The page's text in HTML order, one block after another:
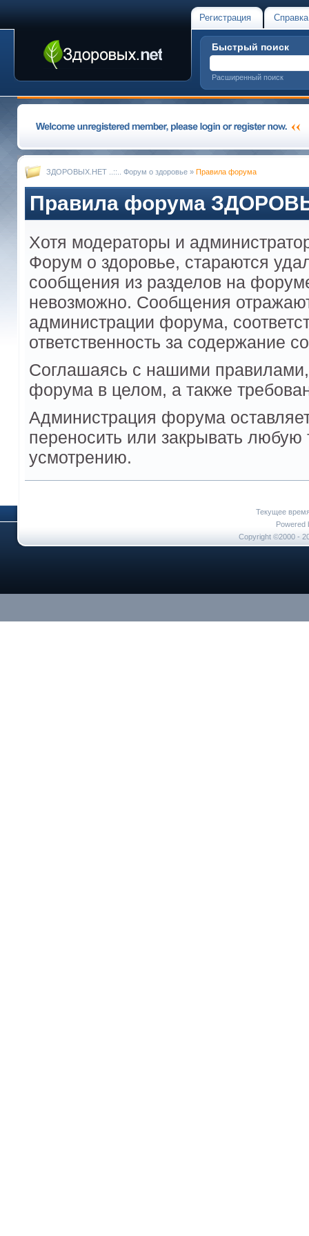
Регистрация Справка
Быстрый поиск
Расширенный поиск
ЗДОРОВЫХ.НЕТ ..::.. Форум о здоровье » Правила форума
Правила форума
Хотя модераторы и
Форум о здоровье, стараются
сообщения из разделов на
невозможно. Сообщения
администрации форума,
ответственность за содержание
Соглашаясь с нашими
форума в целом, а также
Администрация форума
переносить или закрывать
усмотрению.
Текущее
Powered
Copyright ©2000 -